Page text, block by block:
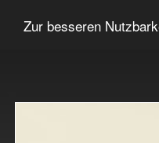
Zur besseren